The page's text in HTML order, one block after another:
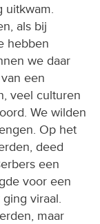
uitkwam.
als bij
hebben
we daar
een
veel culturen
We wilden
Op het
deed
een
voor een
viraal.
maar